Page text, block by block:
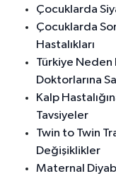
Çocuklarda
Çocuklarda
Hastalıkları
Türkiye Neden
Doktorlarına
Kalp
Tavsiyeler
Twin to Twin
Değişiklikler
Maternal